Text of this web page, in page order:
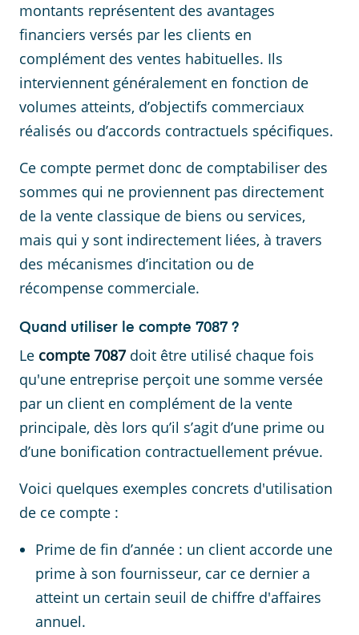
montants représentent des avantages
financiers versés par les clients en
complément des ventes habituelles. Ils
interviennent généralement en fonction de
volumes atteints, d’objectifs commerciaux
réalisés ou d’accords contractuels spécifiques.
Ce compte permet donc de comptabiliser des
sommes qui ne proviennent pas directement
de la vente classique de biens ou services,
mais qui y sont indirectement liées, à travers
des mécanismes d’incitation ou de
récompense commerciale.
Quand utiliser le compte 7087 ?
Le compte 7087doit être utilisé chaque fois
qu'une entreprise perçoit une somme versée
par un client en complément de la vente
principale, dès lors qu’il s’agit d’une prime ou
d’une bonification contractuellement prévue.
Voici quelques exemples concrets d'utilisation
de ce compte :
Prime de fin d’année : un client accorde une
prime à son fournisseur, car ce dernier a
atteint un certain seuil de chiffre d'affaires
annuel.